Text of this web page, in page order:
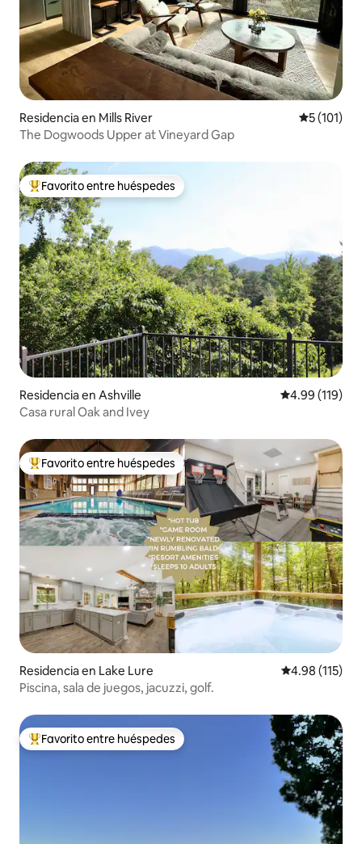
Residencia en Mills River
5 (101)
The Dogwoods Upper at Vineyard Gap
De los mejores en Favorito entre huéspedes
Favorito entre huéspedes
Residencia en Ashville Calificación
4.99 (119)
Casa rural Oak and Ivey
De los mejores en Favorito entre huéspedes
Favorito entre huéspedes
Residencia en Lake Lure Calificación
4.98 (115)
Piscina, sala de juegos, jacuzzi, golf.
De los mejores en Favorito entre huéspedes
Favorito entre huéspedes